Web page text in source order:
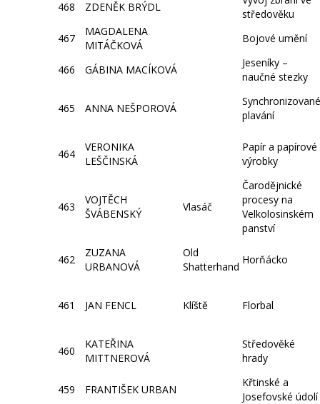
468 ZDENĚK BRÝDL
středověku
467
MAGDALENA
MITÁČKOVÁ
Bojové umění
466 GÁBINA MACÍKOVÁ
Jeseníky –
naučné stezky
465 ANNA NEŠPOROVÁ
Synchronizované
plavání
464
VERONIKA
LEŠČINSKÁ
Papír a papírové
výrobky
463
VOJTĚCH
ŠVÁBENSKÝ
Vlasáč
Čarodějnické
procesy na
Velkolosinském
panství
462
ZUZANA
URBANOVÁ
Old
Shatterhand
Horňácko
461 JAN FENCL Klíště Florbal
460
KATEŘINA
MITTNEROVÁ
Středověké
hrady
459 FRANTIŠEK URBAN
Křtinské a
Josefovské údolí